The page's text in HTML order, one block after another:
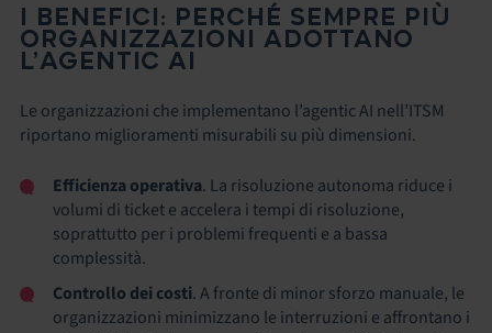
I BENEFICI: PERCHÉ SEMPRE PIÙ
ORGANIZZAZIONI ADOTTANO
L’AGENTIC AI
Le organizzazioni che implementano l’agentic AI nell’ITSM
riportano miglioramenti misurabili su più dimensioni.
Efficienza operativa. La risoluzione autonoma riduce i
volumi di ticket e accelera i tempi di risoluzione,
soprattutto per i problemi frequenti e a bassa
complessità.
Controllo dei costi. A fronte di minor sforzo manuale, le
organizzazioni minimizzano le interruzioni e affrontano i